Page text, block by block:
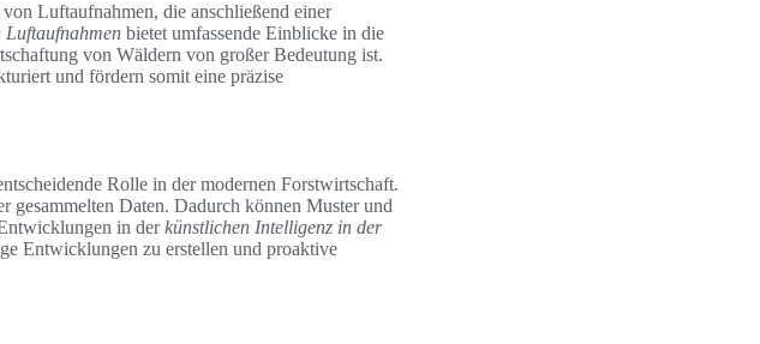
Luftaufnahmen, die anschließend einer
Luftaufnahmen bietet umfassende Einblicke in die
von Wäldern von großer Bedeutung ist.
und fördern somit eine präzise
Rolle in der modernen Forstwirtschaft.
Daten. Dadurch können Muster und
in derkünstlichen Intelligenz in der
Entwicklungen zu erstellen und proaktive